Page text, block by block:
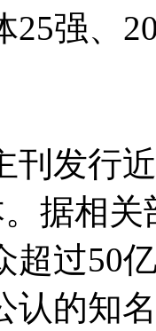
25强、
刊发行
。据相
超过50
认的知